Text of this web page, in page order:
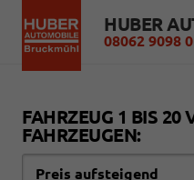
08062 9098 0
FAHRZEUG 1 BIS 20
FAHRZEUGEN: